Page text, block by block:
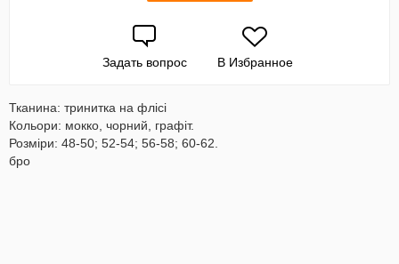
Задать вопрос В Избранное
Тканина: тринитка на флісі
Кольори: мокко, чорний, графіт.
Розміри: 48-50; 52-54; 56-58; 60-62.
бро